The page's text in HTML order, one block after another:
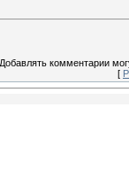
Добавлять комментарии
[